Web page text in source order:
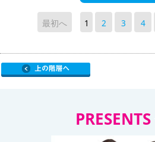
最初へ 1 2 3 4
PRESENTS